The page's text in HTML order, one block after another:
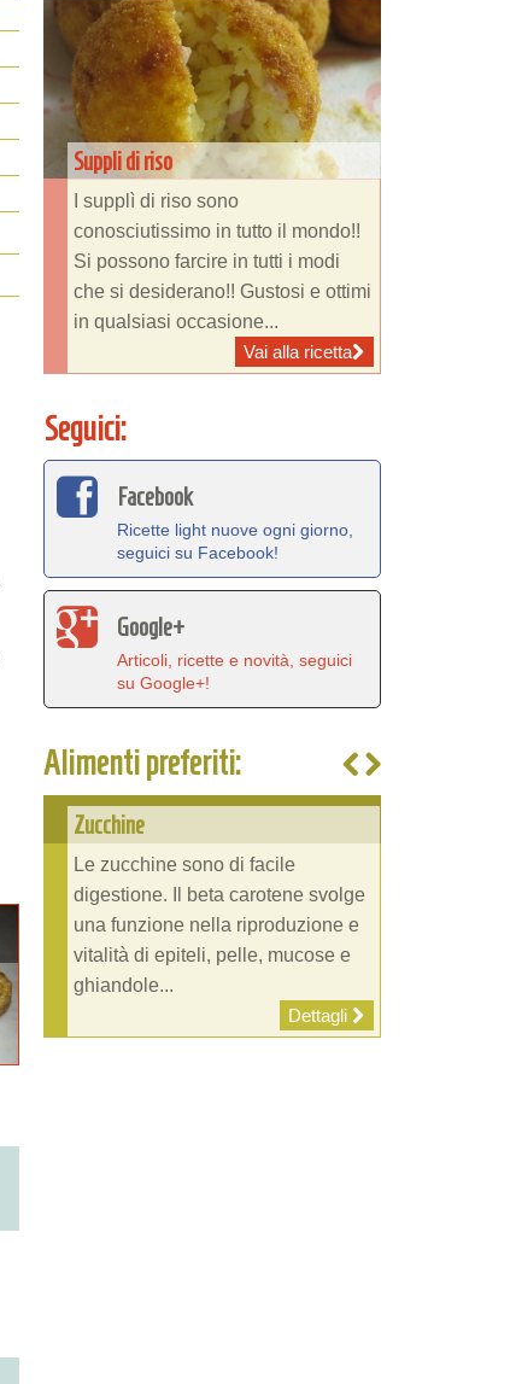
Suppli di riso
I supplì di riso sono
conosciutissimo in tutto il mondo!!
Si possono farcire in tutti i modi
che si desiderano!! Gustosi e ottimi
in qualsiasi occasione...
Vai alla ricetta
Seguici:
Facebook
Ricette light nuove ogni giorno,
seguici su Facebook!
Google+
Articoli, ricette e novità, seguici
su Google+!
Alimenti preferiti:
Zucchine
Le zucchine sono di facile
digestione. Il beta carotene svolge
una funzione nella riproduzione e
vitalità di epiteli, pelle, mucose e
ghiandole...
Dettagli